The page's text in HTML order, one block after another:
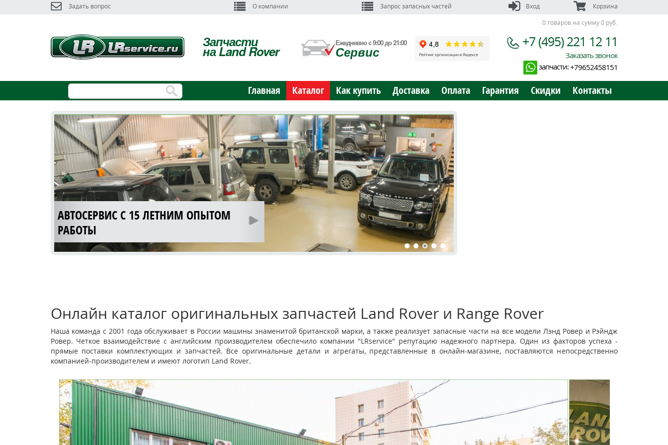
Задать вопрос О компании Запрос запасных частей
Корзина
0 товаров на сумму 0 руб.
Вход
Запчасти
на Land Rover
Ежедневно с 9:00 до 21:00
Сервис
+7 (495) 221 12 11
Заказать звонок
запчасти:+79652458151
Главная Каталог Как купить Доставка Оплата Гарантия Скидки Контакты
АВТОСЕРВИС С 15 ЛЕТНИМ ОПЫТОМ
РАБОТЫ
КУЗОВНОЙ РЕМОНТ LAND ROVER
Онлайн каталог оригинальных запчастей Land Rover и Range Rover
Наша команда с 2001 года обслуживает в России машины знаменитой британской марки, а также реализует запасные части на все модели Лэнд Ровер и Рэйндж
Ровер. Четкое взаимодействие с английским производителем обеспечило компании "LRservice" репутацию надежного партнера. Один из факторов успеха -
прямые поставки комплектующих и запчастей. Все оригинальные детали и агрегаты, представленные в онлайн-магазине, поставляются непосредственно
компанией-производителем и имеют логотип Land Rover.